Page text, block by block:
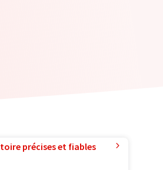
précises et fiables